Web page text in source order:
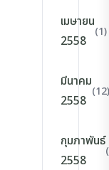
เมษายน
2558
(1)
มีนาคม
2558
(12)
กุมภาพันธ์
2558